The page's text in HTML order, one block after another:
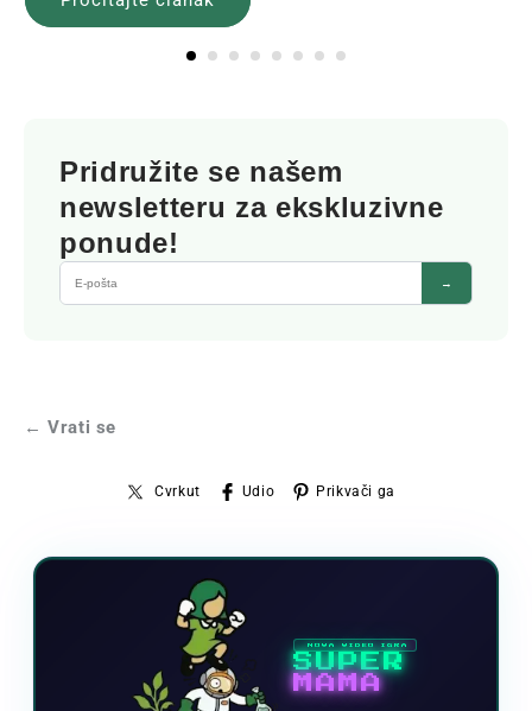
Pridružite se našem
newsletteru za ekskluzivne
ponude!
→
← Vrati se
Cvrkut Udio Prikvači ga
NOVA VIDEO IGRA
SUPER
MAMA